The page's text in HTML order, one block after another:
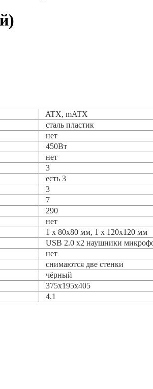
ATX, mATX
сталь пластик
нет
450Вт
нет
3
есть 3
3
7
290
нет
1 x 80x80 мм, 1 x 120x120 мм
USB 2.0 x2 наушники
нет
снимаются две стенки
чёрный
375x195x405
4.1